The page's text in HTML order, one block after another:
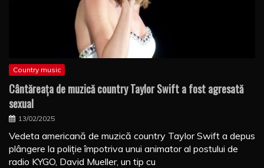
Country music
Cântăreaţa de muzică country Taylor Swift a fost agresată
sexual
13/02/2025
Vedeta americană de muzică country Taylor Swift a depus
plângere la poliţie împotriva unui animator al postului de
radio KYGO, David Mueller, un tip cu